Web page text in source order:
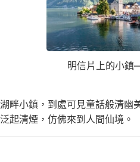
明信片上的小
畔小鎮，到處可見童話般清
起清煙，仿佛來到人間仙境。